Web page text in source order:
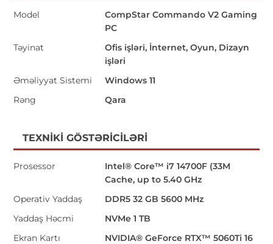
Model
CompStar Commando V2 Gaming
PC
Təyinat
Ofis işləri, İnternet, Oyun, Dizayn
işləri
Əməliyyat Sistemi
Windows 11
Rəng
Qara
TEXNIKI GÖSTƏRICILƏRI
Prosessor
Intel® Core™ i7 14700F (33M
Cache, up to 5.40 GHz
Operativ Yaddaş
DDR5 32 GB 5600 MHz
Yaddaş Həcmi
NVMe 1 TB
Ekran Kartı
NVIDIA® GeForce RTX™ 5060Ti 16